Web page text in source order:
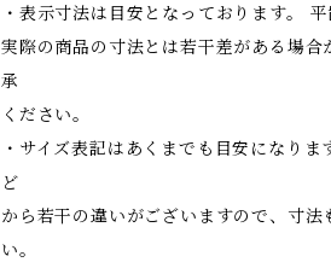
・表示寸法は目安となっております。 平
実際の商品の寸法とは若干差がある場合
承
ください。
・サイズ表記はあくまでも目安になりま
ど
から若干の違いがございますので、寸法
い。